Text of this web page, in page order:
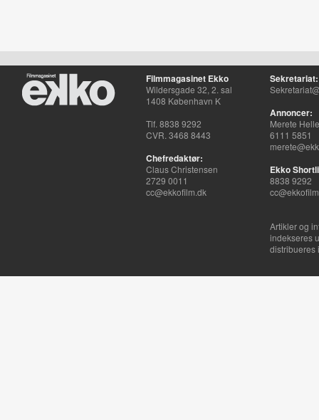
Filmmagasinet Ekko
Wildersgade 32, 2. sal
1408 København K
Tlf. 8838 9292
CVR. 3468 8443
Chefredaktør:
Claus Christensen
2729 0011
cc@ekkofilm.dk
Sekretariat:
Annoncer:
Merete
6111 5851
Ekko
8838 9292
Artikler og
indekseres
distribueres